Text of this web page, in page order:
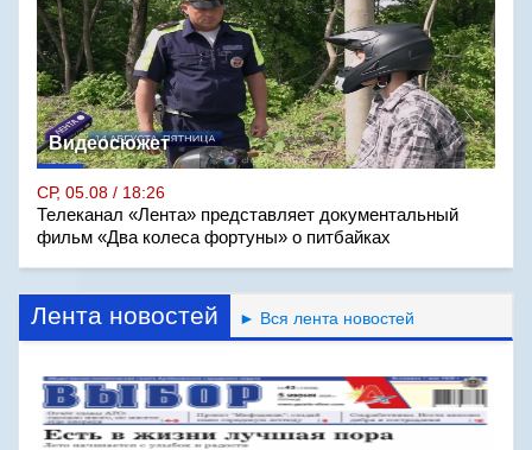
Видеосюжет
СР, 05.08 / 18:26
Телеканал «Лента» представляет документальный
фильм «Два колеса фортуны» о питбайках
Лента новостей ► Вся лента новостей